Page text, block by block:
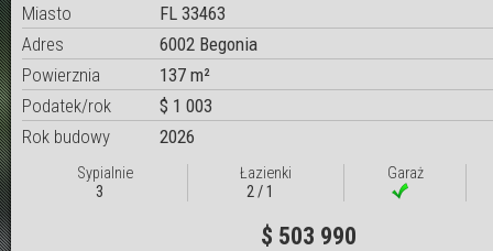
Miasto
FL 33463
Adres
6002 Begonia
Powierznia
137 m²
Podatek/rok
$ 1 003
Rok budowy
2026
Sypialnie
3
Łazienki
2 / 1
Garaż
$ 503 990